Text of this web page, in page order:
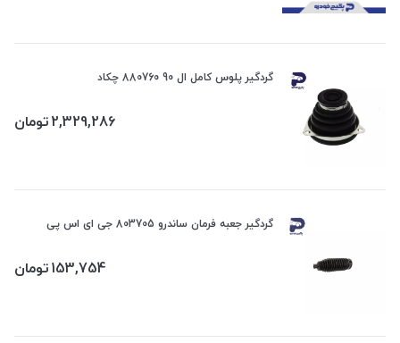
گردگیر پلوس کامل ال 90 880760 چکاد
2,329,286تومان
گردگیر جعبه فرمان ساندرو 803705 جی ای اس پی
153,754تومان